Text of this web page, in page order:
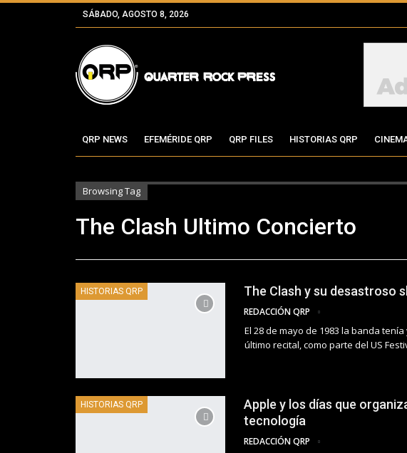
SÁBADO, AGOSTO 8, 2026
QRP NEWS EFEMÉRIDE QRP QRP FILES HISTORIAS QRP
Browsing Tag
The Clash Ultimo Concierto
HISTORIAS QRP The Clash y su desastroso
REDACCIÓN QRP
El 28 de mayo de 1983 la banda
último recital, como parte del US
HISTORIAS QRP
Apple y los días que
tecnología
REDACCIÓN QRP